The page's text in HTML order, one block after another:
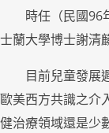
時任（民國96年
士蘭大學博士謝清
目前兒童發展遲
歐美西方共識之介
健治療領域還是少